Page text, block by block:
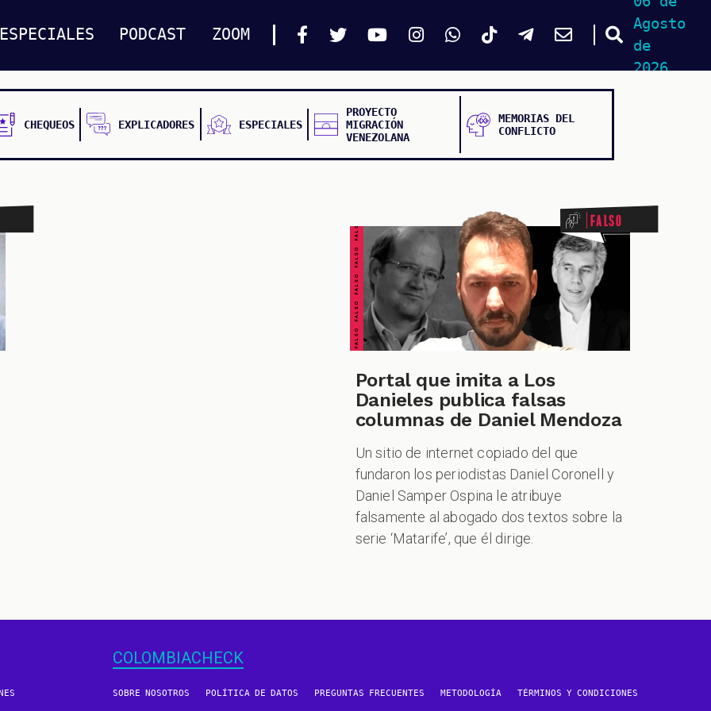
ESPECIALES PODCAST ZOOM
Agosto
de
2026
CHEQUEOS EXPLICADORES ESPECIALES
PROYECTO
MIGRACIÓN
VENEZOLANA
MEMORIAS DEL
CONFLICTO
FALSO FALSO FALSO FALSO FALSO FALSO FALSO Falso
Portal que imita a Los
Danieles publica falsas
columnas de Daniel Mendoza
Un sitio de internet copiado del que
fundaron los periodistas Daniel Coronell y
Daniel Samper Ospina le atribuye
falsamente al abogado dos textos sobre la
serie ‘Matarife’, que él dirige.
COLOMBIACHECK
SOBRE NOSOTROS POLÍTICA DE DATOS PREGUNTAS FRECUENTES METODOLOGÍA TÉRMINOS Y CONDICIONES